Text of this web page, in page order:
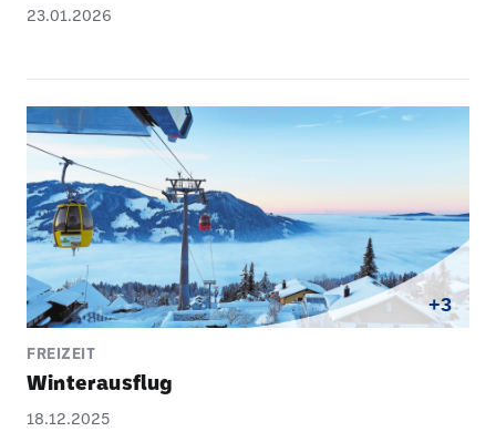
23.01.2026
+3
FREIZEIT
Winter­aus­flug
18.12.2025